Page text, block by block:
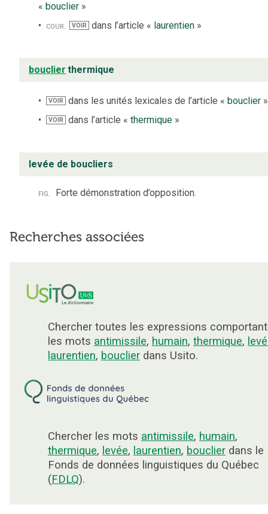
« bouclier »
cour.
VOIR dans l’article « laurentien»
bouclier thermique
VOIR dans les unités lexicales de l’article «bouclier »
VOIR dans l’article «thermique »
levée de boucliers
fig. Forte démonstration d’opposition.
Recherches associées
Chercher toutes les expressions comportant
les mots antimissile, humain, thermique,
laurentien, bouclier dans Usito.
Chercher les mots antimissile, humain,
thermique, levée, laurentien, bouclier dans le
Fonds de données linguistiques du Québec
(FDLQ).